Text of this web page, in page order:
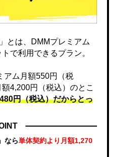
とは、DMMプレミアム
で利用できるプラン。
アム月額550円（税
4,200円（税込）のとこ
円（税込）だからとっ
なら単体契約より月額1,270